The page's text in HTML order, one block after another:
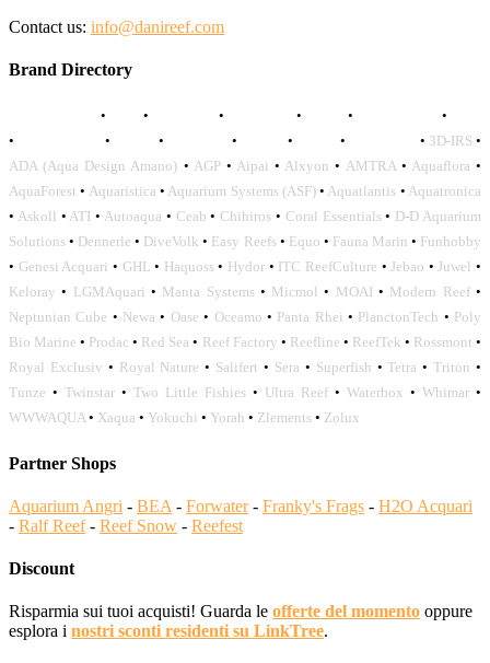
Contact us: info@danireef.com
Brand Directory
• • • • • •
•
• • • • • • 3D-IRS •
ADA (Aqua Design Amano) • AGP• Aipai • Alxyon • AMTRA• Aquaflora •
AquaForest • Aquaristica • Aquarium Systems (ASF)• Aquatlantis • Aquatronica
• Askoll • ATI • Autoaqua • Ceab • Chihiros • Coral Essentials• D-D Aquarium
Solutions • Dennerle • DiveVolk • Easy Reefs• Equo • Fauna Marin • Funhobby
• Genesi Acquari • GHL • Haquoss• Hydor • ITC ReefCulture •Jebao •Juwel •
Keloray • LGMAquari • Manta Systems• Micmol • MOAI • Modern Reef•
Neptunian Cube • Newa • Oase • Oceamo • Panta Rhei • PlanctonTech • Poly
Bio Marine • Prodac • Red Sea • Reef Factory • Reefline • ReefTek • Rossmont •
Royal Exclusiv • Royal Nature • Salifert • Sera • Superfish •Tetra •Triton •
Tunze • Twinstar • Two Little Fishies • Ultra Reef • Waterbox • Whimar •
WWWAQUA• Xaqua • Yokuchi • Yorah • Zlements • Zolux
Partner Shops
Aquarium Angri - BEA - Forwater- Franky's Frags - H2O Acquari
- Ralf Reef- Reef Snow - Reefest
Discount
Risparmia sui tuoi acquisti! Guarda le offerte del momento oppure
esplora i nostri sconti residenti su LinkTree.